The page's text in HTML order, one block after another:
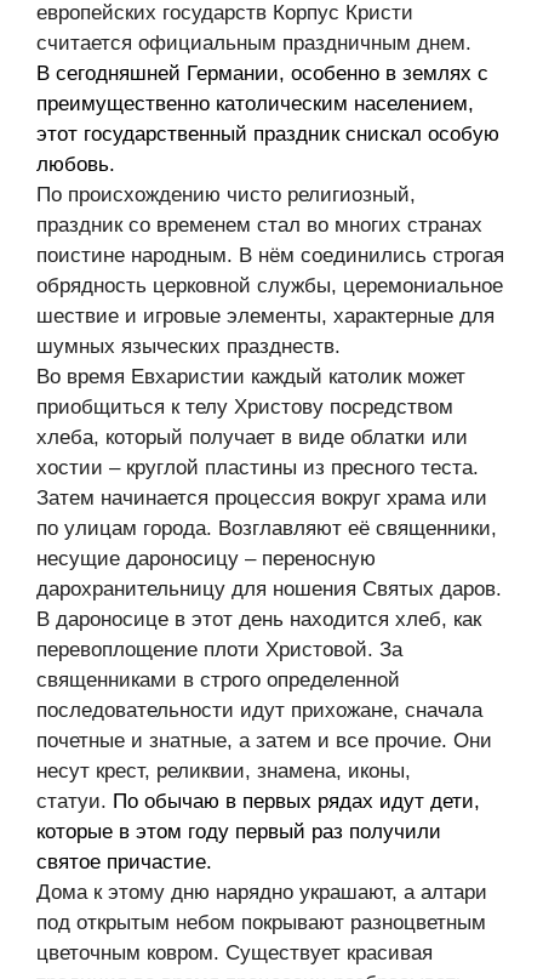
европейских государств Корпус Кристи
считается официальным праздничным днем.
В сегодняшней Германии, особенно в землях с
преимущественно католическим населением,
этот государственный праздник снискал особую
любовь.
По происхождению чисто религиозный,
праздник со временем стал во многих странах
поистине народным. В нём соединились строгая
обрядность церковной службы, церемониальное
шествие и игровые элементы, характерные для
шумных языческих празднеств.
Во время Евхаристии каждый католик может
приобщиться к телу Христову посредством
хлеба, который получает в виде облатки или
хостии – круглой пластины из пресного теста.
Затем начинается процессия вокруг храма или
по улицам города. Возглавляют её священники,
несущие дароносицу – переносную
дарохранительницу для ношения Святых даров.
В дароносице в этот день находится хлеб, как
перевоплощение плоти Христовой. За
священниками в строго определенной
последовательности идут прихожане, сначала
почетные и знатные, а затем и все прочие. Они
несут крест, реликвии, знамена, иконы,
статуи. По обычаю в первых рядах идут дети,
которые в этом году первый раз получили
святое причастие.
Дома к этому дню нарядно украшают, а алтари
под открытым небом покрывают разноцветным
цветочным ковром. Существует красивая